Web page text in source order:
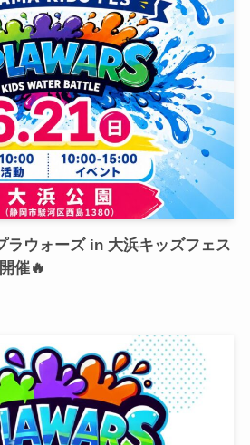
ラウォーズ in 大浜キッズフェス
催🔥